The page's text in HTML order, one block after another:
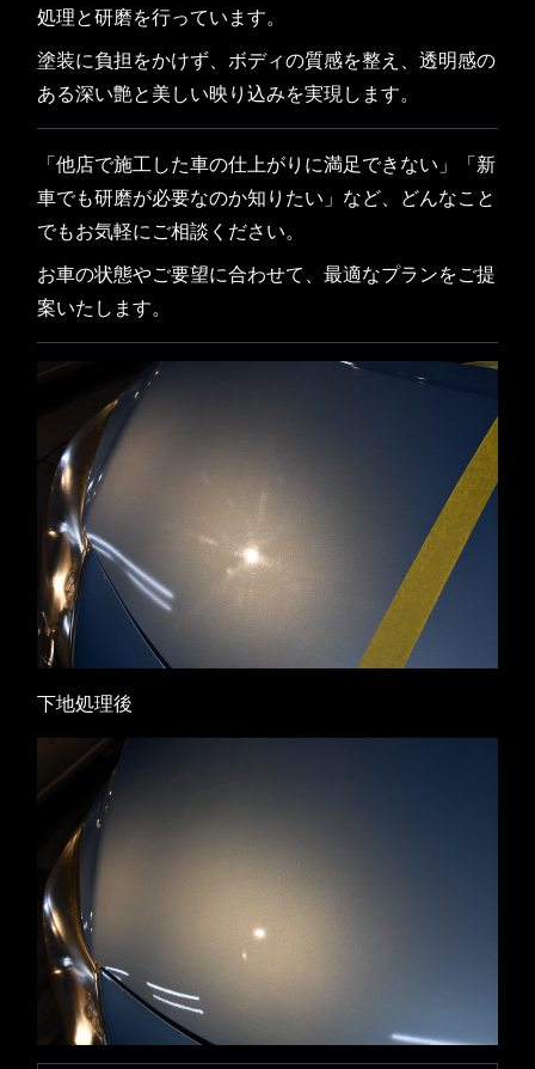
処理と研磨を行っています。
塗装に負担をかけず、ボディの質感を整え、透明感の
ある深い艶と美しい映り込みを実現します。
「他店で施工した車の仕上がりに満足できない」「新
車でも研磨が必要なのか知りたい」など、どんなこと
でもお気軽にご相談ください。
お車の状態やご要望に合わせて、最適なプランをご提
案いたします。
下地処理後